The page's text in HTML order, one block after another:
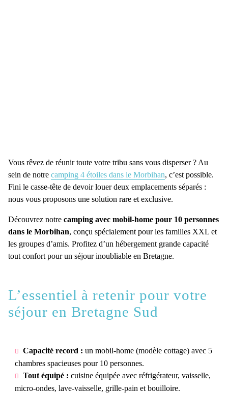
Vous rêvez de réunir toute votre tribu sans vous disperser ? Au
sein de notre camping 4 étoiles dans le Morbihan, c’est possible.
Fini le casse-tête de devoir louer deux emplacements séparés :
nous vous proposons une solution rare et exclusive.
Découvrez notre camping avec mobil-home pour 10 personnes
dans le Morbihan, conçu spécialement pour les familles XXL et
les groupes d’amis. Profitez d’un hébergement grande capacité
tout confort pour un séjour inoubliable en Bretagne.
L’essentiel à retenir pour votre
séjour en Bretagne Sud
Capacité record : un mobil-home (modèle cottage) avec 5
chambres spacieuses pour 10 personnes.
Tout équipé : cuisine équipée avec réfrigérateur, vaisselle,
micro-ondes, lave-vaisselle, grille-pain et bouilloire.